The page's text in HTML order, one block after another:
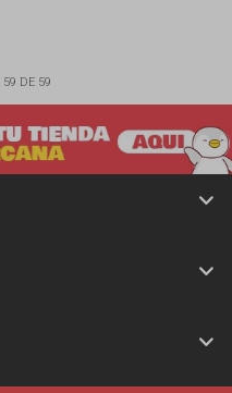
59 DE 59